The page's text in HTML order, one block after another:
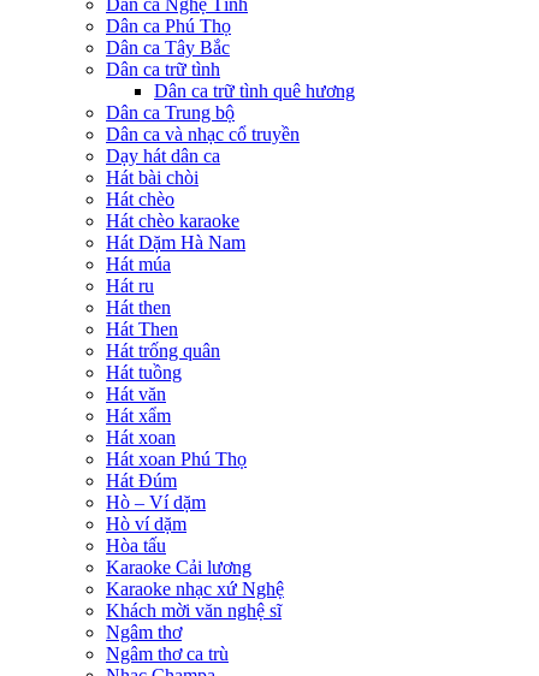
Dân ca Nghệ Tĩnh
Dân ca Phú Thọ
Dân ca Tây Bắc
Dân ca trữ tình
Dân ca trữ tình quê hương
Dân ca Trung bộ
Dân ca và nhạc cổ truyền
Dạy hát dân ca
Hát bài chòi
Hát chèo
Hát chèo karaoke
Hát Dặm Hà Nam
Hát múa
Hát ru
Hát then
Hát Then
Hát trống quân
Hát tuồng
Hát văn
Hát xẩm
Hát xoan
Hát xoan Phú Thọ
Hát Đúm
Hò – Ví dặm
Hò ví dặm
Hòa tấu
Karaoke Cải lương
Karaoke nhạc xứ Nghệ
Khách mời văn nghệ sĩ
Ngâm thơ
Ngâm thơ ca trù